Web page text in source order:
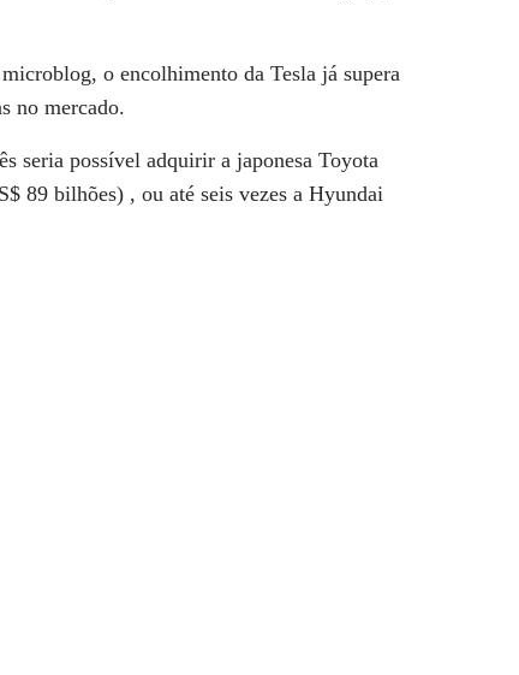
o encolhimento da Tesla já supera
no mercado.
seria possível adquirir a japonesa Toyota
89 bilhões) , ou até seis vezes a Hyundai